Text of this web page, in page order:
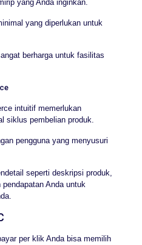
yang Anda inginkan.
yang diperlukan untuk
berharga untuk fasilitas
intuitif memerlukan
siklus pembelian produk.
pengguna yang menyusuri
seperti deskripsi produk,
Anda untuk
per klik Anda bisa memilih